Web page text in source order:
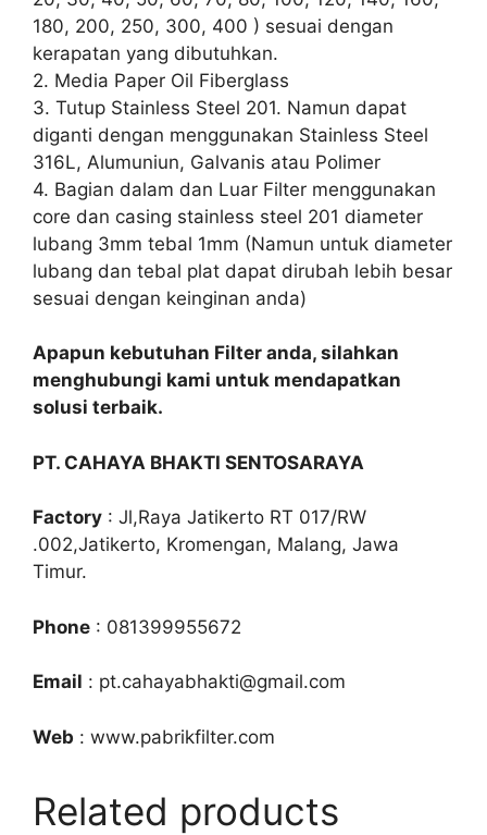
180, 200, 250, 300, 400 ) sesuai dengan
kerapatan yang dibutuhkan.
2. Media Paper Oil Fiberglass
3. Tutup Stainless Steel 201. Namun dapat
diganti dengan menggunakan Stainless Steel
316L, Alumuniun, Galvanis atau Polimer
4. Bagian dalam dan Luar Filter menggunakan
core dan casing stainless steel 201 diameter
lubang 3mm tebal 1mm (Namun untuk diameter
lubang dan tebal plat dapat dirubah lebih besar
sesuai dengan keinginan anda)
Apapun kebutuhan Filter anda, silahkan
menghubungi kami untuk mendapatkan
solusi terbaik.
PT. CAHAYA BHAKTI SENTOSARAYA
Factory : Jl,Raya Jatikerto RT 017/RW
.002,Jatikerto, Kromengan, Malang, Jawa
Timur.
Phone : 081399955672
Email : pt.cahayabhakti@gmail.com
Web : www.pabrikfilter.com
Related products